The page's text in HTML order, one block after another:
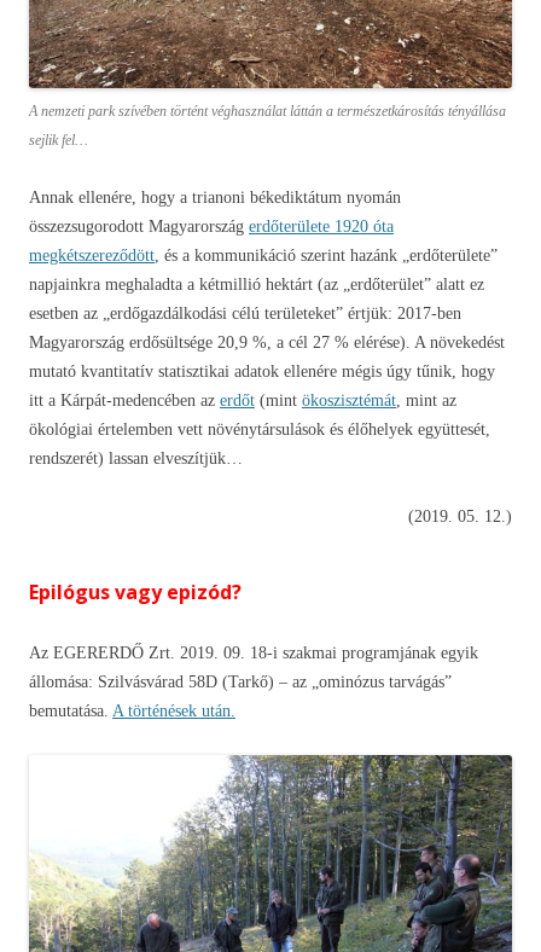
A nemzeti park szívében történt véghasználat láttán a természetkárosítás tényállása
sejlik fel…
Annak ellenére, hogy a trianoni békediktátum nyomán
összezsugorodott Magyarország erdőterülete 1920 óta
megkétszereződött , és a kommunikáció szerint hazánk „erdőterülete”
napjainkra meghaladta a kétmillió hektárt (az „erdőterület” alatt ez
esetben az „erdőgazdálkodási célú területeket” értjük: 2017-ben
Magyarország erdősültsége 20,9 %, a cél 27 % elérése). A növekedést
mutató kvantitatív statisztikai adatok ellenére mégis úgy tűnik, hogy
itt a Kárpát-medencében az erdőt (mint ökoszisztémát , mint az
ökológiai értelemben vett növénytársulások és élőhelyek együttesét,
rendszerét) lassan elveszítjük…
(2019. 05. 12.)
Epilógus vagy epizód?
Az EGERERDŐ Zrt. 2019. 09. 18-i szakmai programjának egyik
állomása: Szilvásvárad 58D (Tarkő) – az „ominózus tarvágás”
bemutatása. A történések után.